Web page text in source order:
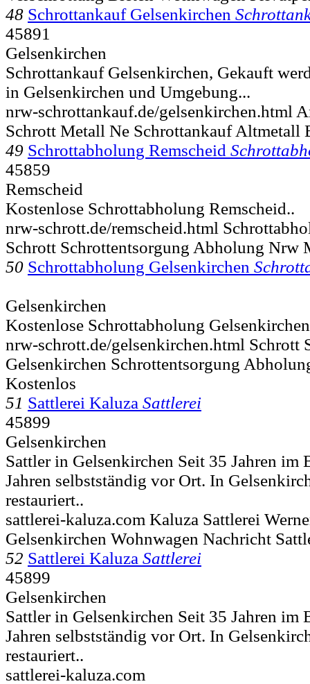
48 Schrottankauf Gelsenkirchen
45891
Gelsenkirchen
Schrottankauf Gelsenkirchen, Gekauft
in Gelsenkirchen und Umgebung...
nrw-schrottankauf.de/gelsenkirchen.html
Schrott Metall Ne Schrottankauf Altmetall
49 Schrottabholung Remscheid
45859
Remscheid
Kostenlose Schrottabholung Remscheid..
nrw-schrott.de/remscheid.html
Schrott Schrottentsorgung Abholung Nrw
50 Schrottabholung Gelsenkirchen
Gelsenkirchen
Kostenlose Schrottabholung
nrw-schrott.de/gelsenkirchen.html Schrott
Gelsenkirchen Schrottentsorgung
Kostenlos
51 Sattlerei Kaluza Sattlerei
45899
Gelsenkirchen
Sattler in Gelsenkirchen Seit 35 Jahren im
Jahren selbstständig vor Ort. In
restauriert..
sattlerei-kaluza.com Kaluza Sattlerei
Gelsenkirchen Wohnwagen Nachricht
52 Sattlerei Kaluza Sattlerei
45899
Gelsenkirchen
Sattler in Gelsenkirchen Seit 35 Jahren im
Jahren selbstständig vor Ort. In
restauriert..
sattlerei-kaluza.com